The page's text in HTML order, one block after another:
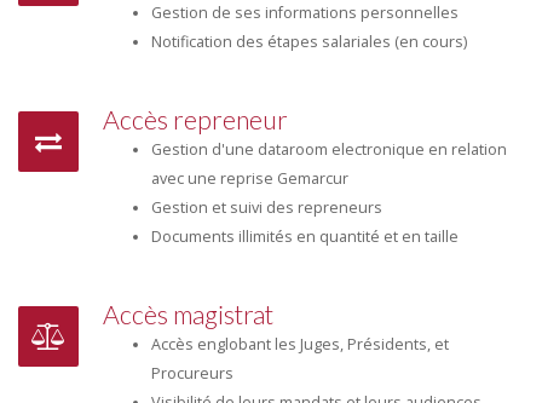
Gestion de ses informations personnelles
Notification des étapes salariales (en cours)
Accès repreneur
Gestion d'une dataroom electronique en relation
avec une reprise Gemarcur
Gestion et suivi des repreneurs
Documents illimités en quantité et en taille
Accès magistrat
Accès englobant les Juges, Présidents, et
Procureurs